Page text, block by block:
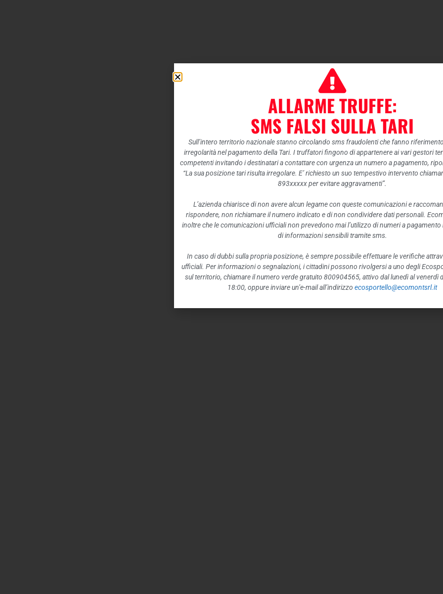
ALLARME TRUFFE:
SMS FALSI SULLA TARI
Sull’intero territorio nazionale stanno circolando sms fraudolenti che fanno
irregolarità nel pagamento della Tari. I truffatori fingono di appartenere ai vari gestori
competenti invitando i destinatari a contattare con urgenza un numero a pagamento,
“La sua posizione tari risulta irregolare. E’ richiesto un suo tempestivo intervento
893xxxxx per evitare aggravamenti”.
L’azienda chiarisce di non avere alcun legame con queste comunicazioni e
rispondere, non richiamare il numero indicato e di non condividere dati personali.
inoltre che le comunicazioni ufficiali non prevedono mai l’utilizzo di numeri a pagamento
di informazioni sensibili tramite sms.
In caso di dubbi sulla propria posizione, è sempre possibile effettuare le verifiche
ufficiali. Per informazioni o segnalazioni, i cittadini possono rivolgersi a uno degli
sul territorio, chiamare il numero verde gratuito 800904565, attivo dal lunedì al venerdì
18:00, oppure inviare un’e-mail all’indirizzo ecosportello@ecomontsrl.it